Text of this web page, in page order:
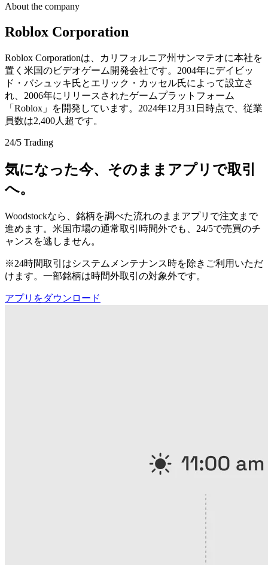
About the company
Roblox Corporation
Roblox Corporationは、カリフォルニア州サンマテオに本社を
置く米国のビデオゲーム開発会社です。2004年にデイビッ
ド・バシュッキ氏とエリック・カッセル氏によって設立さ
れ、2006年にリリースされたゲームプラットフォーム
「Roblox」を開発しています。2024年12月31日時点で、従業
員数は2,400人超です。
24/5 Trading
気になった今、そのままアプリで取引
へ。
Woodstockなら、銘柄を調べた流れのままアプリで注文まで
進めます。米国市場の通常取引時間外でも、24/5で売買のチ
ャンスを逃しません。
※24時間取引はシステムメンテナンス時を除きご利用いただ
けます。一部銘柄は時間外取引の対象外です。
アプリをダウンロード